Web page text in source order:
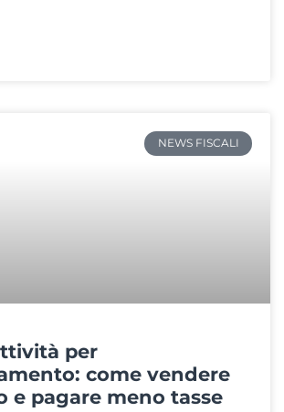
NEWS FISCALI
per
come vendere
e pagare meno tasse